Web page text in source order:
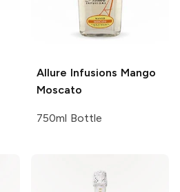
Allure Infusions Mango
Moscato
750ml Bottle